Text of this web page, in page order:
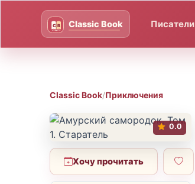
Писатели
Classic Book/Приключения
0.0
Хочу прочитать